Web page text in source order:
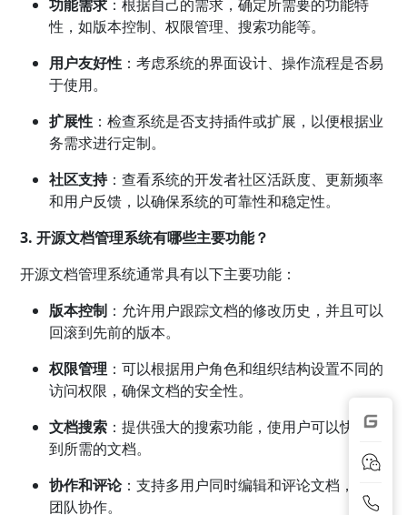
功能需求 ：根据自己的需求，确定所需要的功能特
性，如版本控制、权限管理、搜索功能等。
用户友好性 ：考虑系统的界面设计、操作流程是否易
于使用。
扩展性 ：检查系统是否支持插件或扩展，以便根据业
务需求进行定制。
社区支持：查看系统的开发者社区活跃度、更新频率
和用户反馈，以确保系统的可靠性和稳定性。
3. 开源文档管理系统有哪些主要功能？
开源文档管理系统通常具有以下主要功能：
版本控制 ：允许用户跟踪文档的修改历史，并且可以
回滚到先前的版本。
权限管理 ：可以根据用户角色和组织结构设置不同的
访问权限，确保文档的安全性。
文档搜索 ：提供强大的搜索功能，使用户可以快速找
到所需的文档。
协作和评论：支持多用户同时编辑和评论文档，促进
团队协作。